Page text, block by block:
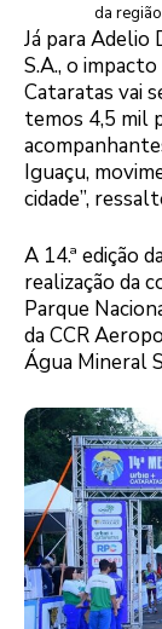
da
Já para Adelio
S.A., o
Cataratas vai
temos 4,5 mil
Iguaçu,
cidade”,
A 14.ª edição
realização da
Parque
da CCR
Água Mineral